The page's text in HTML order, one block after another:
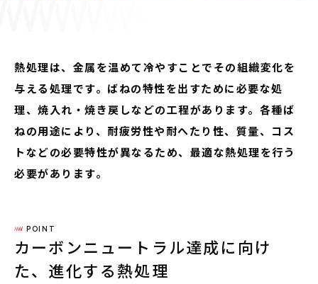
お問い合わせ
熱処理は、金属を温めて冷やすことでその組織変化を
与える処理です。ばねの特性を出すために必要な処
理、焼入れ・焼き戻しなどの工程があります。各種ば
ねの用途により、耐疲労性や耐へたり性、質量、コス
トなどの必要特性が異なるため、最適な熱処理を行う
必要があります。
POINT
カーボンニュートラル達成に向け
た、進化する熱処理